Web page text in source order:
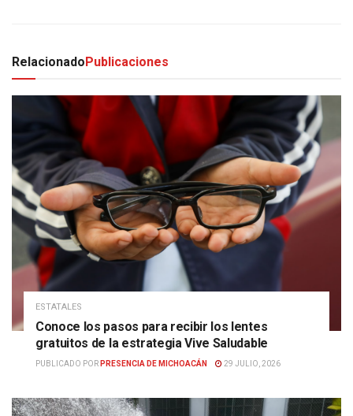
Relacionado Publicaciones
ESTATALES
Conoce los pasos para recibir los lentes
gratuitos de la estrategia Vive Saludable
PUBLICADO POR PRESENCIA DE MICHOACÁN 29 JULIO, 2026